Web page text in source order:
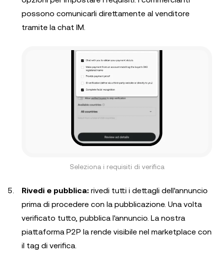
possono comunicarli direttamente al venditore
tramite la chat IM.
Seleziona i requisiti di verifica
Rivedi e pubblica: rivedi tutti i dettagli dell'annuncio
prima di procedere con la pubblicazione. Una volta
verificato tutto, pubblica l'annuncio. La nostra
piattaforma P2P la rende visibile nel marketplace con
il tag di verifica.